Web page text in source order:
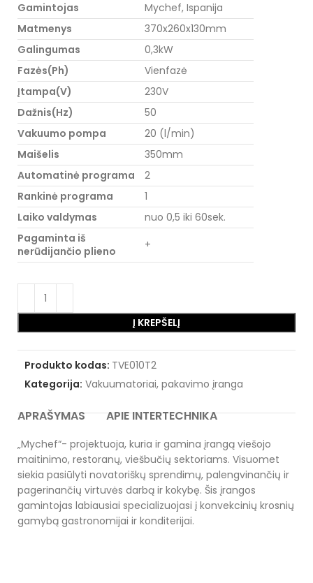
Gamintojas
Mychef, Ispanija
Matmenys
370x260x130mm
Galingumas
0,3kW
Fazės(Ph)
Vienfazė
Įtampa(V)
230V
Dažnis(Hz)
50
Vakuumo pompa
20 (l/min)
Maišelis
350mm
Automatinė programa
2
Rankinė programa
1
Laiko valdymas
nuo 0,5 iki 60sek.
Pagaminta iš
nerūdijančio plieno
+
Į KREPŠELĮ
Produkto kodas: TVE010T2
Kategorija: Vakuumatoriai, pakavimo įranga
APRAŠYMAS APIE INTERTECHNIKA
„Mychef“- projektuoja, kuria ir gamina įrangą viešojo
maitinimo, restoranų, viešbučių sektoriams. Visuomet
siekia pasiūlyti novatoriškų sprendimų, palengvinančių ir
pagerinančių virtuvės darbą ir kokybę. Šis įrangos
gamintojas labiausiai specializuojasi į konvekcinių krosnių
gamybą gastronomijai ir konditerijai.